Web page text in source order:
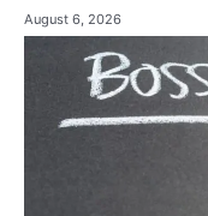
August 6, 2026